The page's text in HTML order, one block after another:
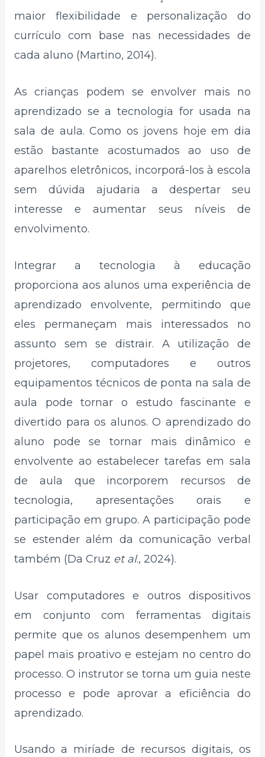
maior flexibilidade e personalização do
currículo com base nas necessidades de
cada aluno (Martino, 2014).
As crianças podem se envolver mais no
aprendizado se a tecnologia for usada na
sala de aula. Como os jovens hoje em dia
estão bastante acostumados ao uso de
aparelhos eletrônicos, incorporá-los à escola
sem dúvida ajudaria a despertar seu
interesse e aumentar seus níveis de
envolvimento.
Integrar a tecnologia à educação
proporciona aos alunos uma experiência de
aprendizado envolvente, permitindo que
eles permaneçam mais interessados ​​no
assunto sem se distrair. A utilização de
projetores, computadores e outros
equipamentos técnicos de ponta na sala de
aula pode tornar o estudo fascinante e
divertido para os alunos. O aprendizado do
aluno pode se tornar mais dinâmico e
envolvente ao estabelecer tarefas em sala
de aula que incorporem recursos de
tecnologia, apresentações orais e
participação em grupo. A participação pode
se estender além da comunicação verbal
também (Da Cruz et al., 2024).
Usar computadores e outros dispositivos
em conjunto com ferramentas digitais
permite que os alunos desempenhem um
papel mais proativo e estejam no centro do
processo. O instrutor se torna um guia neste
processo e pode aprovar a eficiência do
aprendizado.
Usando a miríade de recursos digitais, os